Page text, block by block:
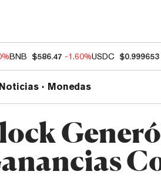
BNB $586.47 -1.60%USDC $0.999653
Noticias Monedas